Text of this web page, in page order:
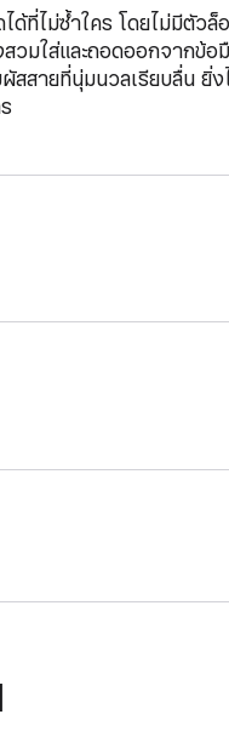
ที่ไม่ซ้ำใคร โดยไม่มีตัว
วมใส่และถอดออกจากข้อ
สสายที่นุ่มนวลเรียบลื่น ยิ่